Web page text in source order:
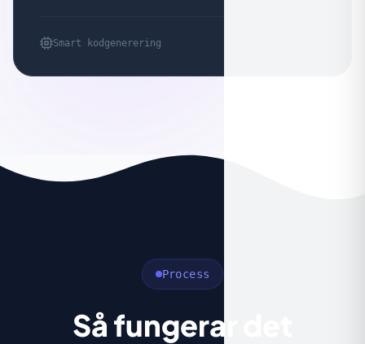
Smart kodgenerering
Process
Så fungerar det